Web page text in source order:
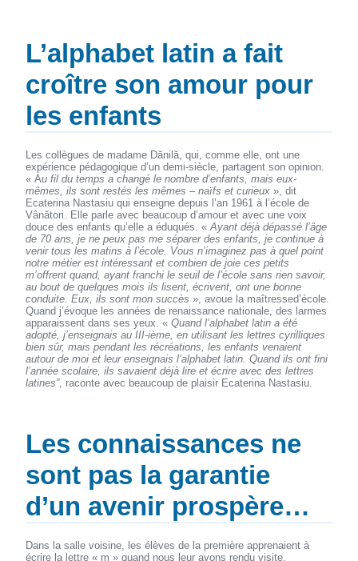
L’alphabet latin a fait
croître son amour pour
les enfants
Les collègues de madame Dănilă, qui, comme elle, ont une
expérience pédagogique d’un demi-siècle, partagent son opinion.
« Au fil du temps a changé le nombre d’enfants, mais eux-
mêmes, ils sont restés les mêmes – naïfs et curieux », dit
Ecaterina Nastasiu qui enseigne depuis l’an 1961 à l’école de
Vânători. Elle parle avec beaucoup d’amour et avec une voix
douce des enfants qu’elle a éduqués. «Ayant déjà dépassé l’âge
de 70 ans, je ne peux pas me séparer des enfants, je continue à
venir tous les matins à l’école. Vous n’imaginez pas à quel point
notre métier est intéressant et combien de joie ces petits
m’offrent quand, ayant franchi le seuil de l’école sans rien savoir,
au bout de quelques mois ils lisent, écrivent, ont une bonne
conduite. Eux, ils sont mon succès », avoue la maîtressed’école.
Quand j’évoque les années de renaissance nationale, des larmes
apparaissent dans ses yeux. «Quand l’alphabet latin a été
adopté, j’enseignais au III-ième, en utilisant les lettres cyrilliques
bien sûr, mais pendant les récréations, les enfants venaient
autour de moi et leur enseignais l’alphabet latin. Quand ils ont fini
l’année scolaire, ils savaient déjà lire et écrire avec des lettres
latines”, raconte avec beaucoup de plaisir Ecaterina Nastasiu.
Les connaissances ne
sont pas la garantie
d’un avenir prospère…
Dans la salle voisine, les élèves de la première apprenaient à
écrire la lettre « m » quand nous leur avons rendu visite.